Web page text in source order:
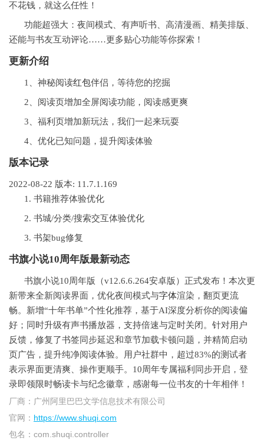
不花钱，就这么任性！
功能超强大：夜间模式、有声听书、高清漫画、精美排版、
还能与书友互动评论……更多贴心功能等你探索！
更新介绍
1、神秘阅读红包伴侣，等待您的挖掘
2、阅读页增加全屏阅读功能，阅读感更爽
3、福利页增加新玩法，我们一起来玩耍
4、优化已知问题，提升阅读体验
版本记录
2022-08-22 版本: 11.7.1.169
1. 书籍推荐体验优化
2. 书城/分类/搜索交互体验优化
3. 书架bug修复
书旗小说10周年版最新动态
书旗小说10周年版（v12.6.6.264安卓版）正式发布！本次更
新带来全新阅读界面，优化夜间模式与字体渲染，翻页更流
畅。新增“十年书单”个性化推荐，基于AI深度分析你的阅读偏
好；同时升级有声书播放器，支持倍速与定时关闭。针对用户
反馈，修复了书签同步延迟和章节加载卡顿问题，并精简启动
页广告，提升纯净阅读体验。用户社群中，超过83%的测试者
表示界面更清爽、操作更顺手。10周年专属福利同步开启，登
录即领限时畅读卡与纪念徽章，感谢每一位书友的十年相伴！
厂商： 广州阿里巴巴文学信息技术有限公司
官网： https://www.shuqi.com
包名： com.shuqi.controller